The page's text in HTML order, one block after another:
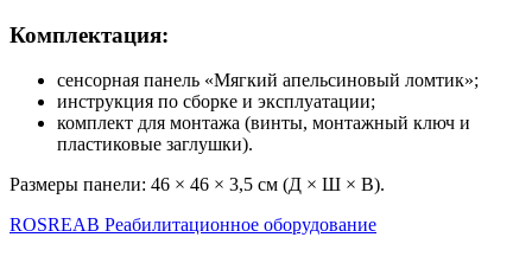
Комплектация:
сенсорная панель «Мягкий апельсиновый ломтик»;
инструкция по сборке и эксплуатации;
комплект для монтажа (винты, монтажный ключ и
пластиковые заглушки).
Размеры панели: 46 × 46 × 3,5 см (Д × Ш × В).
ROSREAB Реабилитационное оборудование